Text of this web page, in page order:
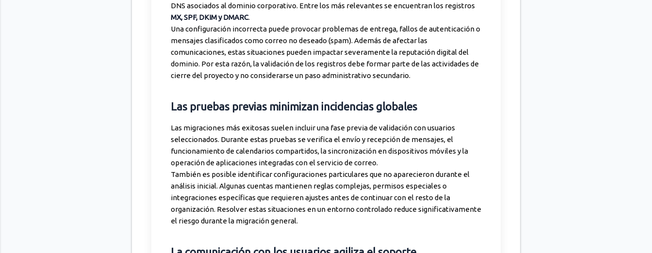
DNS asociados al dominio corporativo. Entre los más relevantes se encuentran los registros
MX, SPF, DKIM y DMARC.
Una configuración incorrecta puede provocar problemas de entrega, fallos de autenticación o
mensajes clasificados como correo no deseado (spam). Además de afectar las
comunicaciones, estas situaciones pueden impactar severamente la reputación digital del
dominio. Por esta razón, la validación de los registros debe formar parte de las actividades de
cierre del proyecto y no considerarse un paso administrativo secundario.
Las pruebas previas minimizan incidencias globales
Las migraciones más exitosas suelen incluir una fase previa de validación con usuarios
seleccionados. Durante estas pruebas se verifica el envío y recepción de mensajes, el
funcionamiento de calendarios compartidos, la sincronización en dispositivos móviles y la
operación de aplicaciones integradas con el servicio de correo.
También es posible identificar configuraciones particulares que no aparecieron durante el
análisis inicial. Algunas cuentas mantienen reglas complejas, permisos especiales o
integraciones específicas que requieren ajustes antes de continuar con el resto de la
organización. Resolver estas situaciones en un entorno controlado reduce significativamente
el riesgo durante la migración general.